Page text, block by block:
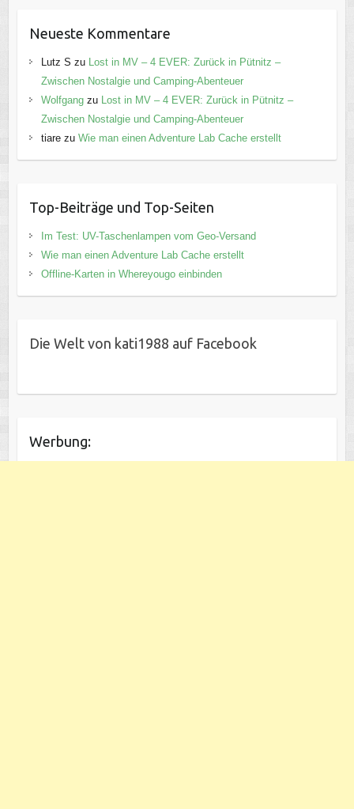
Neueste Kommentare
Lutz S zu Lost in MV – 4 EVER: Zurück in Pütnitz –
Zwischen Nostalgie und Camping-Abenteuer
Wolfgangzu Lost in MV – 4 EVER: Zurück in Pütnitz –
Zwischen Nostalgie und Camping-Abenteuer
tiarezu Wie man einen Adventure Lab Cache erstellt
Top-Beiträge und Top-Seiten
Im Test: UV-Taschenlampen vom Geo-Versand
Wie man einen Adventure Lab Cache erstellt
Offline-Karten in Whereyougo einbinden
Die Welt von kati1988 auf Facebook
Werbung: